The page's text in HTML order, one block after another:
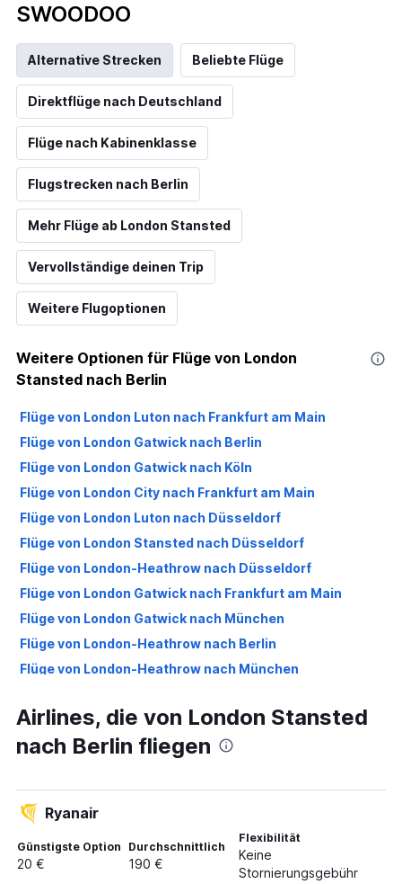
SWOODOO
Alternative Strecken Beliebte Flüge
Direktflüge nach Deutschland
Flüge nach Kabinenklasse
Flugstrecken nach Berlin
Mehr Flüge ab London Stansted
Vervollständige deinen Trip
Weitere Flugoptionen
Weitere Optionen für Flüge von London
Stansted nach Berlin
Flüge von London Luton nach Frankfurt am Main
Flüge von London Gatwick nach Berlin
Flüge von London Gatwick nach Köln
Flüge von London City nach Frankfurt am Main
Flüge von London Luton nach Düsseldorf
Flüge von London Stansted nach Düsseldorf
Flüge von London-Heathrow nach Düsseldorf
Flüge von London Gatwick nach Frankfurt am Main
Flüge von London Gatwick nach München
Flüge von London-Heathrow nach Berlin
Flüge von London-Heathrow nach München
Flüge von London-Heathrow nach Frankfurt am Main
Flüge von London City nach Düsseldorf
Flüge von London City nach Berlin
Flüge von London Gatwick nach Hamburg
Flüge von London-Heathrow nach Stuttgart
Flüge von London Luton nach München
Airlines, die von London Stansted
nach Berlin fliegen
Ryanair
Günstigste Option
20 €
Durchschnittlich
190 €
Flexibilität
Keine
Stornierungsgebühr